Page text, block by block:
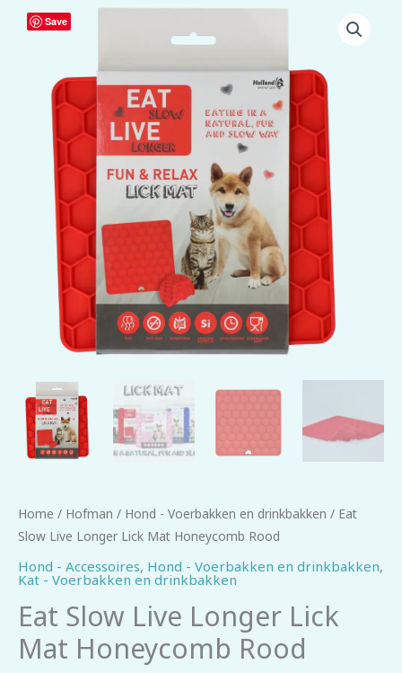
Save
Home / Hofman / Hond - Voerbakken en drinkbakken / Eat
Slow Live Longer Lick Mat Honeycomb Rood
Hond - Accessoires, Hond - Voerbakken en drinkbakken,
Kat - Voerbakken en drinkbakken
Eat Slow Live Longer Lick
Mat Honeycomb Rood
Eat
Slow
Longer
Honeycomb
aantal